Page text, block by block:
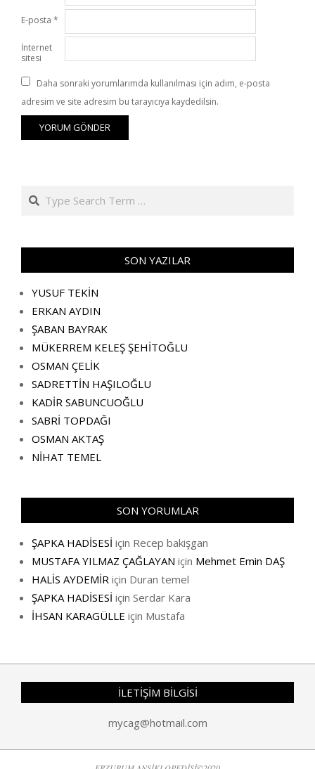
E-posta *
İnternet
sitesi
Daha sonraki yorumlarımda kullanılması için adım, e-posta
adresim ve site adresim bu tarayıcıya kaydedilsin.
Search
SON YAZILAR
YUSUF TEKİN
ERKAN AYDIN
ŞABAN BAYRAK
MÜKERREM KELEŞ ŞEHİTOĞLU
OSMAN ÇELİK
SADRETTİN HAŞILOĞLU
KADİR SABUNCUOĞLU
SABRİ TOPDAĞI
OSMAN AKTAŞ
NİHAT TEMEL
SON YORUMLAR
ŞAPKA HADİSESİ için Recep bakişgan
MUSTAFA YILMAZ ÇAĞLAYAN için Mehmet Emin DAŞ
HALİS AYDEMİR için Duran temel
ŞAPKA HADİSESİ için Serdar Kara
İHSAN KARAGÜLLE için Mustafa
İLETİŞİM BİLGİSİ
mycag@hotmail.com